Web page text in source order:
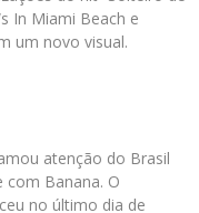
In Miami Beach e
um novo visual.
atenção do Brasil
com Banana. O
no último dia de